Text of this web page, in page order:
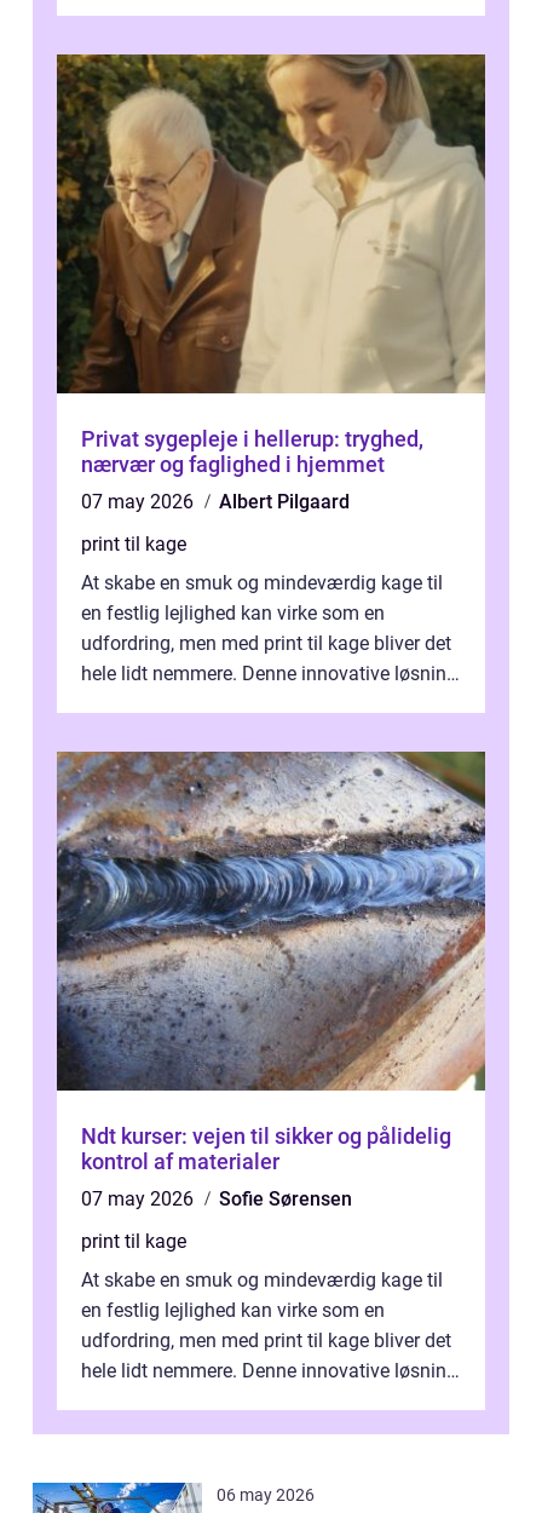
Privat sygepleje i hellerup: tryghed,
nærvær og faglighed i hjemmet
07 may 2026
Albert Pilgaard
print til kage
At skabe en smuk og mindeværdig kage til
en festlig lejlighed kan virke som en
udfordring, men med print til kage bliver det
hele lidt nemmere. Denne innovative løsning
Ndt kurser: vejen til sikker og pålidelig
kontrol af materialer
07 may 2026
Sofie Sørensen
print til kage
At skabe en smuk og mindeværdig kage til
en festlig lejlighed kan virke som en
udfordring, men med print til kage bliver det
hele lidt nemmere. Denne innovative løsning
06 may 2026